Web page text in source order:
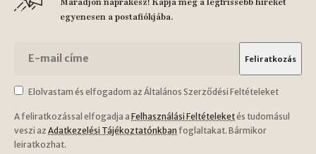
egyenesen a postafiókjába.
Elolvastam és elfogadom az Általános Szerződési Feltételeket
A feliratkozással elfogadja a Felhasználási Feltételeketés tudomásul
veszi az Adatkezelési Tájékoztatónkban foglaltakat. Bármikor
leiratkozhat.